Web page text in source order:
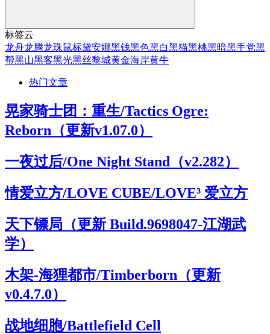
标签云
龙舟龙腾龙珠鼠标黛安娜黑钱黑色黑白黑猫黑桃黑暗黑手党黑
帮黑山黑客黑光黑丝黎城黄金海岸黄牛
热门文章
晃家骑士团：重生/Tactics Ogre:
Reborn（更新v1.07.0）
一夜过后/One Night Stand（v2.282）
情爱立方/LOVE CUBE/LOVE³ 爱立方
天下镖局（更新 Build.9698047-江湖武
学）
木架-海狸都市/Timberborn（更新
v0.4.7.0）
战地细胞/Battlefield Cell